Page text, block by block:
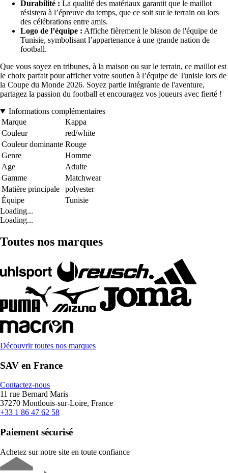
Durabilité : La qualité des matériaux garantit que le maillot
résistera à l’épreuve du temps, que ce soit sur le terrain ou lors
des célébrations entre amis.
Logo de l’équipe : Affiche fièrement le blason de l'équipe de
Tunisie, symbolisant l’appartenance à une grande nation de
football.
Que vous soyez en tribunes, à la maison ou sur le terrain, ce maillot est
le choix parfait pour afficher votre soutien à l’équipe de Tunisie lors de
la Coupe du Monde 2026. Soyez partie intégrante de l'aventure,
partagez la passion du football et encouragez vos joueurs avec fierté !
Informations complémentaires
Marque
Kappa
Couleur
red/white
Couleur dominante Rouge
Genre
Homme
Age
Adulte
Gamme
Matchwear
Matière principale
polyester
Équipe
Tunisie
Loading...
Loading...
Toutes nos marques
Découvrir toutes nos marques
SAV en France
Contactez-nous
11 rue Bernard Maris
37270 Montlouis-sur-Loire, France
+33 1 86 47 62 58
Paiement sécurisé
Achetez sur notre site en toute confiance